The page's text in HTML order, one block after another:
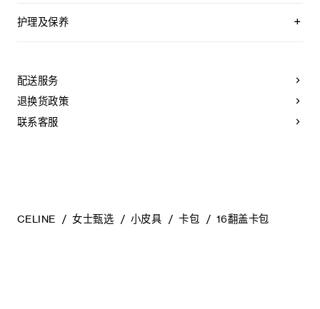
护理及保养
建议您：
- 防止潮湿；避免接触液体、护手霜、洗手液、化妆品及香水。
如果您的手袋不慎接触到水或上述物质，请用干燥且不带绒毛
配送服务
退换货政策
联系客服
CELINE 女士甄选 小皮具 卡包 16翻盖卡包